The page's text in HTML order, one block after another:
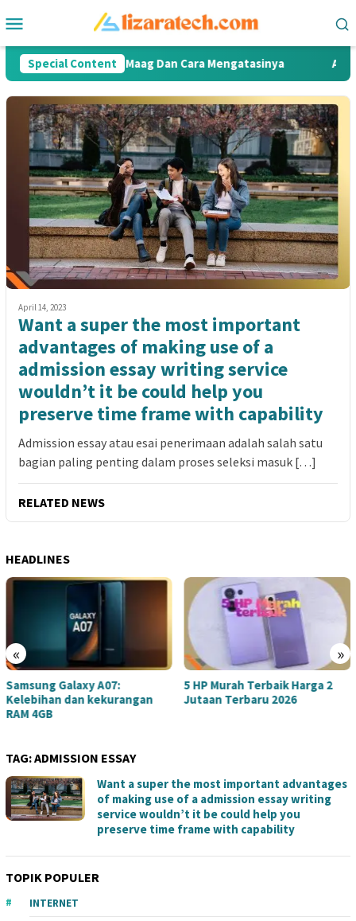
to
contentMenu
Special Content
Penyakit Maag Dan Cara Mengatasinya Apa Itu
April 14, 2023
Want a super the most important
advantages of making use of a
admission essay writing service
wouldn’t it be could help you
preserve time frame with capability
Admission essay atau esai penerimaan adalah salah satu
bagian paling penting dalam proses seleksi masuk […]
RELATED NEWS
HEADLINES
« »
Samsung Galaxy A07:
Kelebihan dan kekurangan
RAM 4GB
5 HP Murah Terbaik Harga 2
Jutaan Terbaru 2026
TAG:ADMISSION ESSAY
Want a super the most important advantages
of making use of a admission essay writing
service wouldn’t it be could help you
preserve time frame with capability
TOPIK POPULER
INTERNET